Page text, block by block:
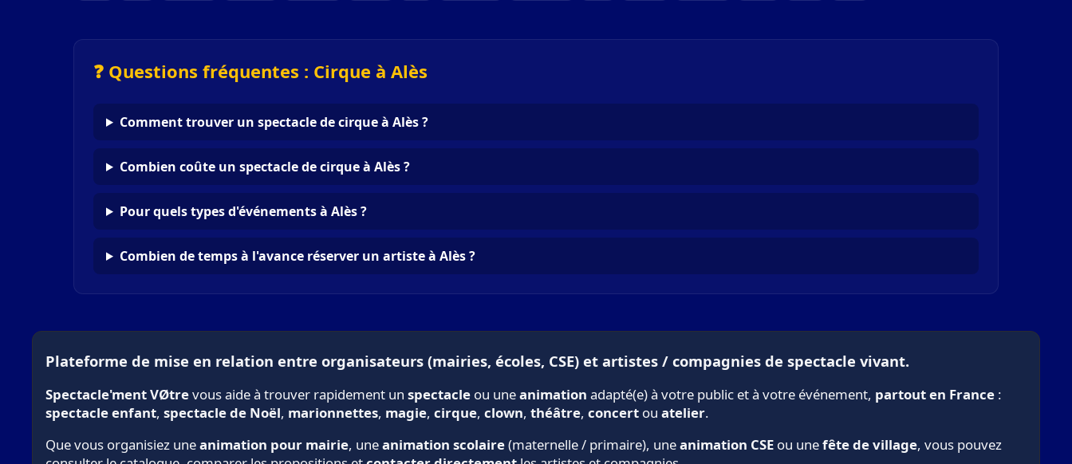
❓ Questions fréquentes : Cirque à Alès
Comment trouver un spectacle de cirque à Alès ?
Combien coûte un spectacle de cirque à Alès ?
Pour quels types d'événements à Alès ?
Combien de temps à l'avance réserver un artiste à Alès ?
Plateforme de mise en relation entre organisateurs (mairies, écoles, CSE) et artistes / compagnies de spectacle vivant.
Spectacle'ment VØtrevous aide à trouver rapidement unspectacle ou uneanimation adapté(e) à votre public et à votre événement, partout en France :
spectacle enfant,spectacle de Noël, marionnettes, magie,cirque,clown,théâtre,concert ouatelier.
Que vous organisiez uneanimation pour mairie, uneanimation scolaire(maternelle / primaire), uneanimation CSE ou unefête de village, vous pouvez